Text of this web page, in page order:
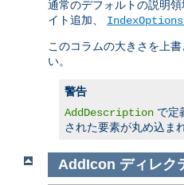
通常のデフォルトの説明
イト追加、
このコラムの大きさを上
い。
警告
AddDescription で定
された要素が丸め込ま
AddIcon ディレク